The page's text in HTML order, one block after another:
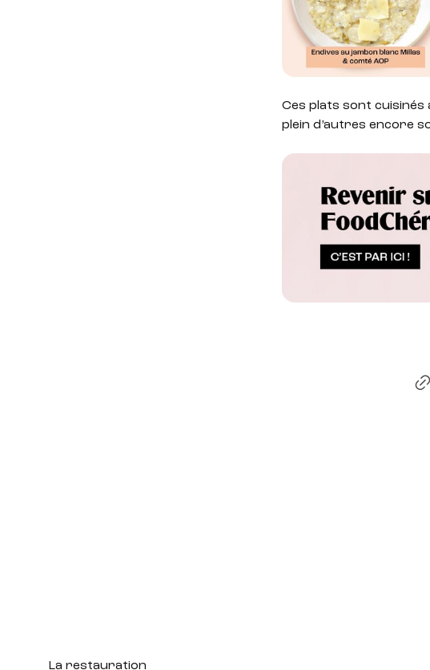
Ces plats sont cuisinés
plein d’autres encore
La restauration